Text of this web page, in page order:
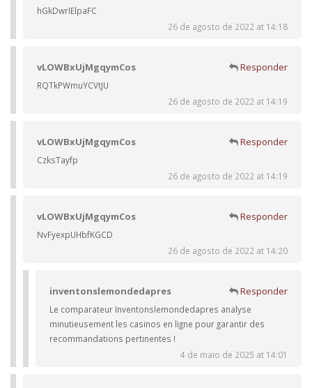
hGkDwrIElpaFC
26 de agosto de 2022 at 14:18
vLOWBxUjMgqymCos Responder
RQTkPWmuYCVtJU
26 de agosto de 2022 at 14:19
vLOWBxUjMgqymCos Responder
CzksTayfp
26 de agosto de 2022 at 14:19
vLOWBxUjMgqymCos Responder
NvFyexpUHbfKGCD
26 de agosto de 2022 at 14:20
inventonslemondedapres Responder
Le comparateur Inventonslemondedapres analyse
minutieusement les casinos en ligne pour garantir des
recommandations pertinentes !
4 de maio de 2025 at 14:01